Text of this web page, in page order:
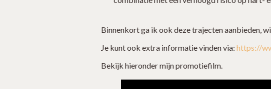
Binnenkort ga ik ook deze trajecten aanbieden,
Je kunt ook extra informatie vinden via: https://
Bekijk hieronder mijn promotiefilm.